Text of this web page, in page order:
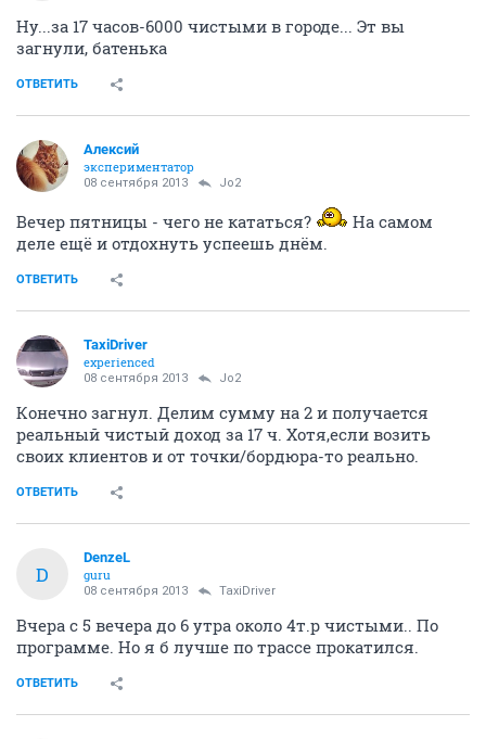
Ну...за 17 часов-6000 чистыми в городе... Эт вы
загнули, батенька
ОТВЕТИТЬ
Алексий
экспериментатор
08 сентября 2013 Jo2
Вечер пятницы - чего не кататься?
На самом
деле ещё и отдохнуть успеешь днём.
ОТВЕТИТЬ
TaxiDriver
experienced
08 сентября 2013 Jo2
Конечно загнул. Делим сумму на 2 и получается
реальный чистый доход за 17 ч. Хотя,если возить
своих клиентов и от точки/бордюра-то реально.
ОТВЕТИТЬ
D
DenzeL
guru
08 сентября 2013 TaxiDriver
Вчера с 5 вечера до 6 утра около 4т.р чистыми.. По
программе. Но я б лучше по трассе прокатился.
ОТВЕТИТЬ